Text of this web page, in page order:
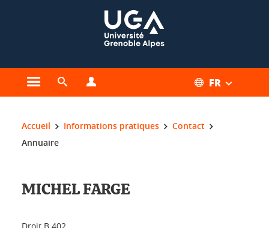
Ouvrir le menu principal
Ouvrir le moteur de recherche FR
Vous êtes ici :
Accueil Informations pratiques
Contact
Annuaire
MICHEL FARGE